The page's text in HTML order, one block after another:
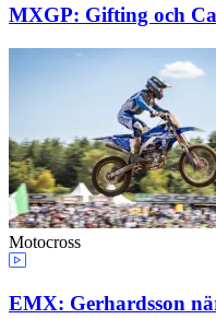
MXGP: Gifting och
Motocross
EMX: Gerhardsson